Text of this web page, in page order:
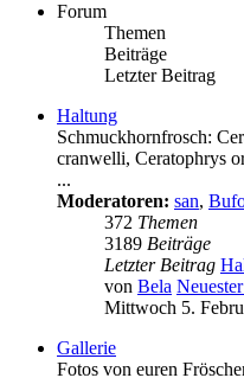
Forum
Themen
Beiträge
Letzter Beitrag
Haltung
Schmuckhornfrosch:
cranwelli, Ceratophrys
...
Moderatoren: san,
372 Themen
3189 Beiträge
Letzter Beitrag
von Bela
Mittwoch 5.
Gallerie
Fotos von euren